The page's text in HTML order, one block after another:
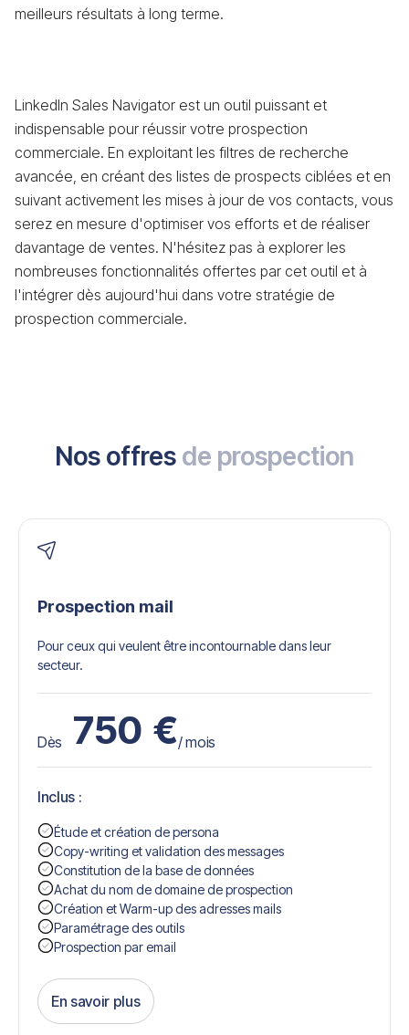
meilleurs résultats à long terme.
LinkedIn Sales Navigator est un outil puissant et
indispensable pour réussir votre prospection
commerciale. En exploitant les filtres de recherche
avancée, en créant des listes de prospects ciblées et en
suivant activement les mises à jour de vos contacts, vous
serez en mesure d'optimiser vos efforts et de réaliser
davantage de ventes. N'hésitez pas à explorer les
nombreuses fonctionnalités offertes par cet outil et à
l'intégrer dès aujourd'hui dans votre stratégie de
prospection commerciale.
Nos offres de prospection
Prospection mail
Pour ceux qui veulent être incontournable dans leur
secteur.
Dès 750 €/ mois
Inclus :
Étude et création de persona
Copy-writing et validation des messages
Constitution de la base de données
Achat du nom de domaine de prospection
Création et Warm-up des adresses mails
Paramétrage des outils
Prospection par email
En savoir plus
Get Started